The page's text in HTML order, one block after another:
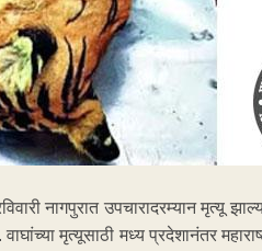
नागपुरात उपचारादरम्यान मृत्यू
मृत्यूसाठी मध्य प्रदेशानंतर